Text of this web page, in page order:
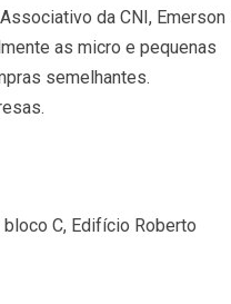
da CNI, Emerson
as micro e pequenas
semelhantes.
C, Edifício Roberto